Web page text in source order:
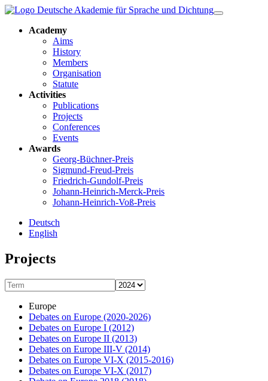
Academy
Aims
History
Members
Organisation
Statute
Activities
Publications
Projects
Conferences
Events
Awards
Georg-Büchner-Preis
Sigmund-Freud-Preis
Friedrich-Gundolf-Preis
Johann-Heinrich-Merck-Preis
Johann-Heinrich-Voß-Preis
Deutsch
English
Projects
Europe
Debates on Europe (2020-2026)
Debates on Europe I (2012)
Debates on Europe II (2013)
Debates on Europe III-V (2014)
Debates on Europe VI-X (2015-2016)
Debates on Europe VI-X (2017)